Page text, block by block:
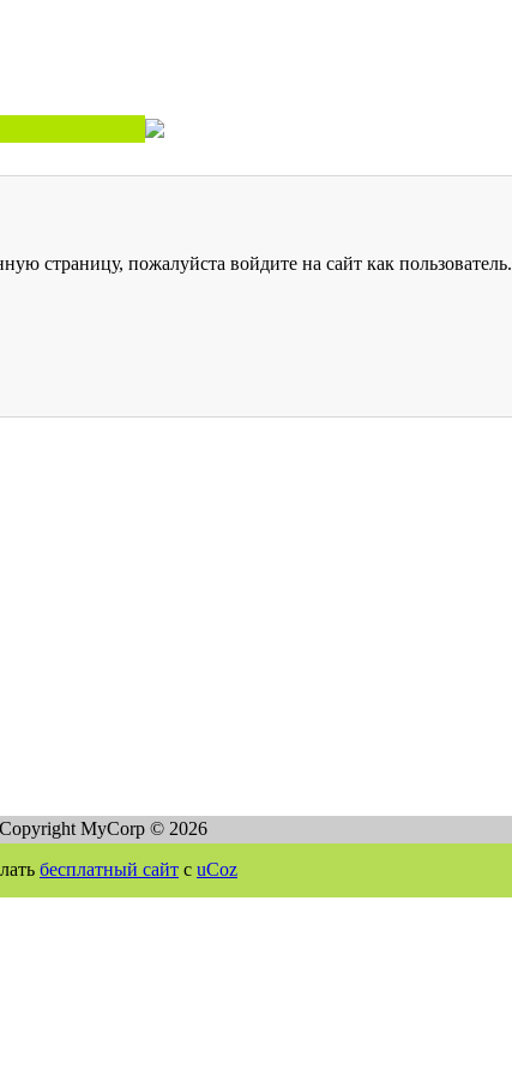
страницу, пожалуйста войдите на сайт как пользователь.
Copyright MyCorp © 2026
бесплатный сайт с uCoz